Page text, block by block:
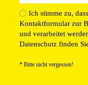
Ich stimme zu,
Kontaktformular zur
und verarbeitet
Datenschutz finden
* Bitte nicht vergessen!